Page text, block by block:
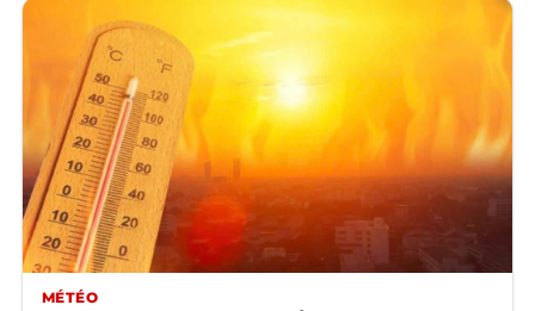
MÉTÉO